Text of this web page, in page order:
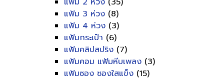
แฟ้ม 3 ห่วง (8)
แฟ้ม 4 ห่วง (3)
แฟ้มกระเป๋า (6)
แฟ้มคลิปสปริง (7)
แฟ้มคอม แฟ้มหีบเพลง (3)
แฟ้มซอง ซองใสแข็ง (15)